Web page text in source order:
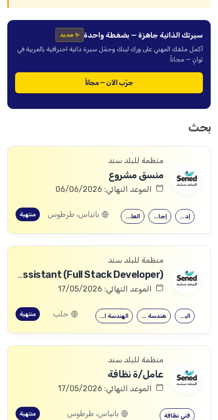
سيرتك الذاتية جاهزة — بضغطة واحدة ✨ جديد
أكمل ملفك المهني على ورك لينك وحمّل سيرة ذاتية احترافية بالعربية في
ثوانٍ — مجاناً.
جرّب الآن — مجاناً
بحث
منظمة للبلد سند
منسق مشروع
الموعد النهائي: 06/06/2026
العلوم الاجتماعية إجازة هندسية… إدارة الأعمال بانياس، طرطوس منتهية
منظمة للبلد سند
IT Assistant (Full Stack Developer)
الموعد النهائي: 17/05/2026
الهندسة المعلوماتية هندسة الحواسيب البرمجة حلب منتهية
منظمة للبلد سند
عامل/ة نظافة
الموعد النهائي: 17/05/2026
فني نظافة بانياس، طرطوس منتهية